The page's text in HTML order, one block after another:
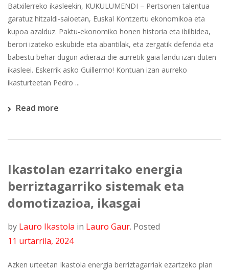
Batxilerreko ikasleekin, KUKULUMENDI – Pertsonen talentua
garatuz hitzaldi-saioetan, Euskal Kontzertu ekonomikoa eta
kupoa azalduz. Paktu-ekonomiko honen historia eta ibilbidea,
berori izateko eskubide eta abantilak, eta zergatik defenda eta
babestu behar dugun adierazi die aurretik gaia landu izan duten
ikasleei. Eskerrik asko Guillermo! Kontuan izan aurreko
ikasturteetan Pedro ...
Read more
Ikastolan ezarritako energia
berriztagarriko sistemak eta
domotizazioa, ikasgai
by Lauro Ikastola in Lauro Gaur. Posted
11 urtarrila, 2024
Azken urteetan Ikastola energia berriztagarriak ezartzeko plan